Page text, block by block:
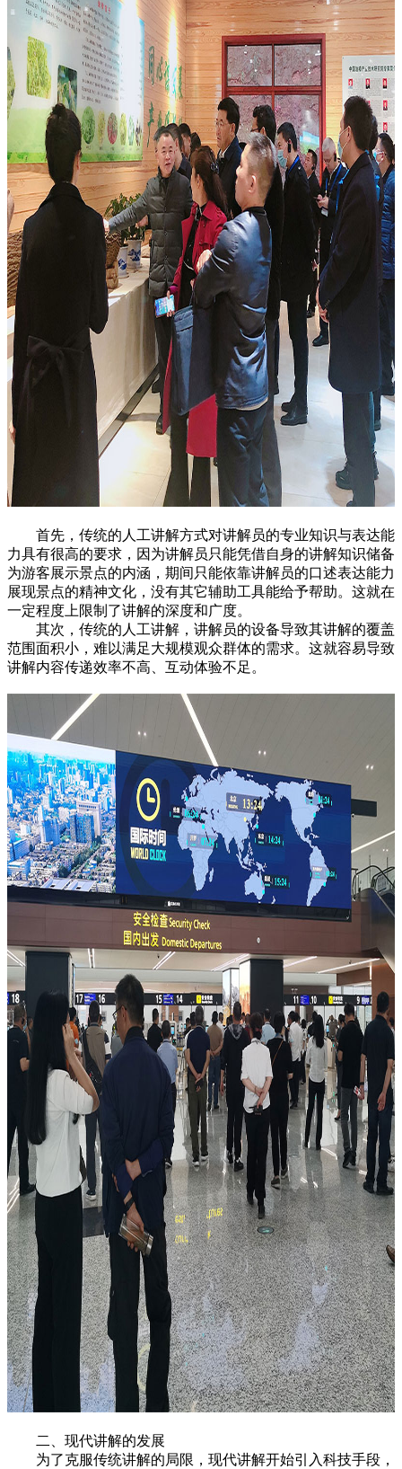
首先，传统的人工讲解方式对讲解员的专业知识与表达能
力具有很高的要求，因为讲解员只能凭借自身的讲解知识储备
为游客展示景点的内涵，期间只能依靠讲解员的口述表达能力
展现景点的精神文化，没有其它辅助工具能给予帮助。这就在
一定程度上限制了讲解的深度和广度。
其次，传统的人工讲解，讲解员的设备导致其讲解的覆盖
范围面积小，难以满足大规模观众群体的需求。这就容易导致
讲解内容传递效率不高、互动体验不足。
二、现代讲解的发展
为了克服传统讲解的局限，现代讲解开始引入科技手段，